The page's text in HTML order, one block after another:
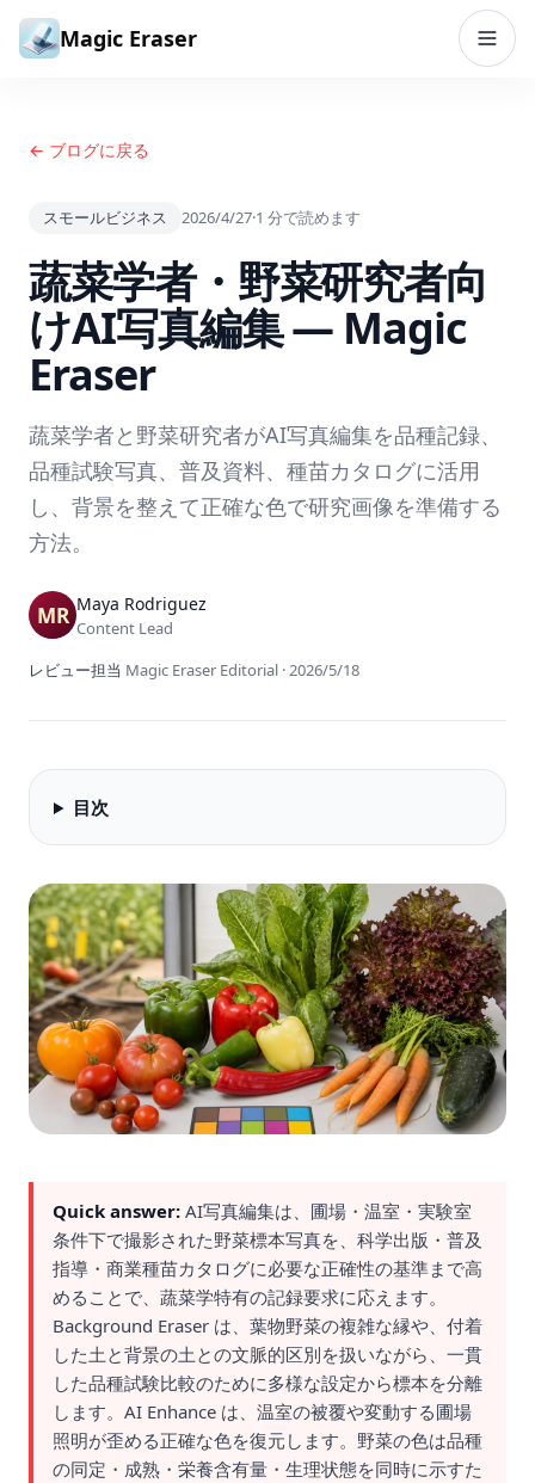
コンテンツへスキップ
Magic Eraser
← ブログに戻る
スモールビジネス 2026/4/27·1 分で読めます
蔬菜学者・野菜研究者向
けAI写真編集 — Magic
Eraser
蔬菜学者と野菜研究者がAI写真編集を品種記録、
品種試験写真、普及資料、種苗カタログに活用
し、背景を整えて正確な色で研究画像を準備する
方法。
Maya Rodriguez
Content Lead
レビュー担当 Magic Eraser Editorial ·2026/5/18
目次
Quick answer: AI写真編集は、圃場・温室・実験室
条件下で撮影された野菜標本写真を、科学出版・普及
指導・商業種苗カタログに必要な正確性の基準まで高
めることで、蔬菜学特有の記録要求に応えます。
Background Eraser は、葉物野菜の複雑な縁や、付着
した土と背景の土との文脈的区別を扱いながら、一貫
した品種試験比較のために多様な設定から標本を分離
します。AI Enhance は、温室の被覆や変動する圃場
照明が歪める正確な色を復元します。野菜の色は品種
の同定・成熟・栄養含有量・生理状態を同時に示すた